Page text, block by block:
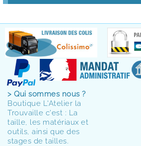
> Qui sommes nous ?
Boutique L'Atelier la
Trouvaille c'est : La
taille, les matériaux et
outils, ainsi que des
stages de tailles.